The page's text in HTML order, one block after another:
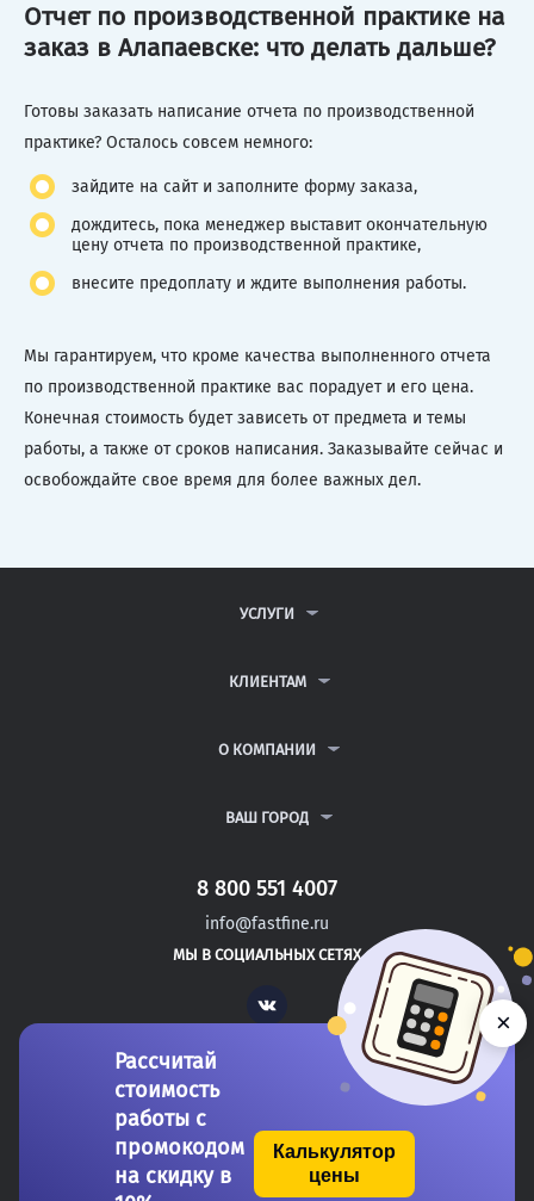
Отчет по производственной практике на
заказ в Алапаевске: что делать дальше?
Готовы заказать написание отчета по производственной
практике? Осталось совсем немного:
зайдите на сайт и заполните форму заказа,
дождитесь, пока менеджер выставит окончательную
цену отчета по производственной практике,
внесите предоплату и ждите выполнения работы.
Мы гарантируем, что кроме качества выполненного отчета
по производственной практике вас порадует и его цена.
Конечная стоимость будет зависеть от предмета и темы
работы, а также от сроков написания. Заказывайте сейчас и
освобождайте свое время для более важных дел.
УСЛУГИ
ДИПЛОМНЫЕ РАБОТЫ
РЕФЕРАТЫ
КЛИЕНТАМ
ВОПРОСЫ И ОТВЕТЫ
ПОЛИТИКА КОНФИДЕНЦИАЛЬНОСТИ
О КОМПАНИИ
КОНТАКТЫ
ВАШ ГОРОД
САНКТ-ПЕТЕРБУРГ
ИРБИТ
КРАСНОУРАЛЬСК
8 800 551 4007
info@fastfine.ru
МЫ В СОЦИАЛЬНЫХ СЕТЯХ
Vk
Copyright 2011-2026 FastFine.ru
Рассчитай
стоимость
работы с
промокодом
на скидку в
Калькулятор
цены
×